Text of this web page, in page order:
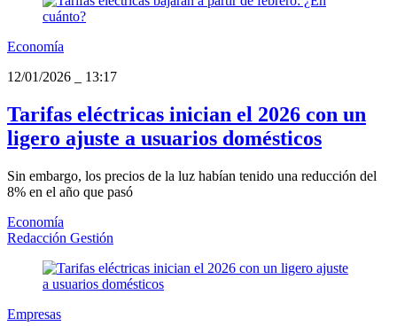
Economía
12/01/2026
13:17
Tarifas eléctricas inician el 2026 con un
ligero ajuste a usuarios domésticos
Sin embargo, los precios de la luz habían tenido una reducción del
8% en el año que pasó
Economía
Redacción Gestión
Empresas